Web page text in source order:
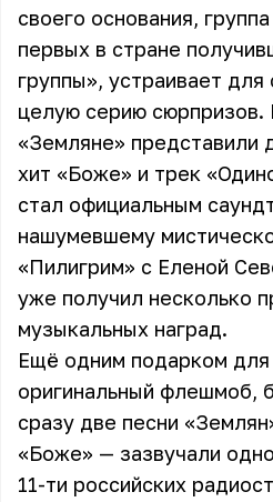
своего основания,
первых в стране
группы», устраивает для
целую серию сюрпризов.
«Земляне» представили
хит «Боже» и трек
стал официальным
нашумевшему
«Пилигрим» с Еленой
уже получил несколько
музыкальных наград.
Ещё одним подарком
оригинальный флешмоб,
сразу две песни
«Боже» — зазвучали
11-ти российских